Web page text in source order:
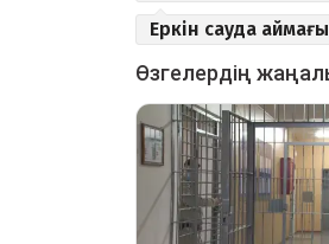
Еркін сауда аймағы